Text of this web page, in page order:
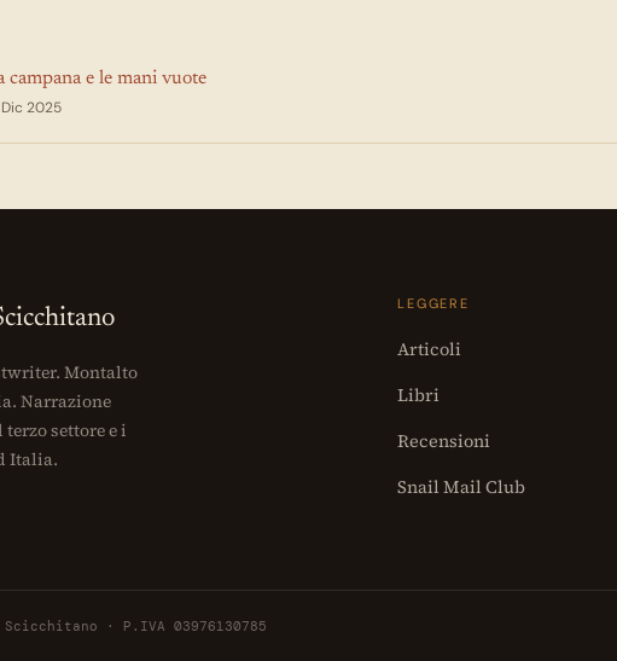
campana e le mani vuote
Dic 2025
Montalto
Narrazione
settore e i
Italia.
LEGGERE
Articoli
Libri
Recensioni
Snail Mail Club
Scicchitano · P.IVA 03976130785